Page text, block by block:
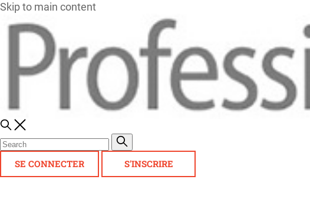
Skip to main content
SE CONNECTER S'INSCRIRE